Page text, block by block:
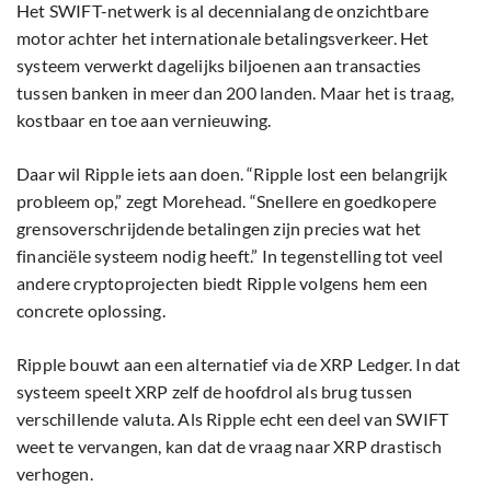
Het SWIFT-netwerk is al decennialang de onzichtbare
motor achter het internationale betalingsverkeer. Het
systeem verwerkt dagelijks biljoenen aan transacties
tussen banken in meer dan 200 landen. Maar het is traag,
kostbaar en toe aan vernieuwing.
Daar wil Ripple iets aan doen. “Ripple lost een belangrijk
probleem op,” zegt Morehead. “Snellere en goedkopere
grensoverschrijdende betalingen zijn precies wat het
financiële systeem nodig heeft.” In tegenstelling tot veel
andere cryptoprojecten biedt Ripple volgens hem een
concrete oplossing.
Ripple bouwt aan een alternatief via de XRP Ledger. In dat
systeem speelt XRP zelf de hoofdrol als brug tussen
verschillende valuta. Als Ripple echt een deel van SWIFT
weet te vervangen, kan dat de vraag naar XRP drastisch
verhogen.